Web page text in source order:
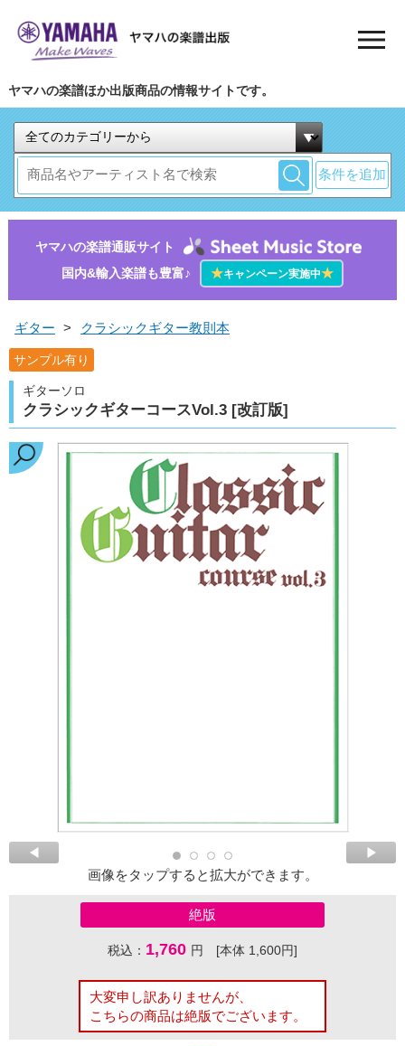
ヤマハの楽譜ほか出版商品の情報サイトです。
条件を追加
ヤマハの楽譜通販サイト
国内&輸入楽譜も豊富♪
★キャンペーン実施中★
ギター > クラシックギター教則本
サンプル有り
ギターソロ
クラシックギターコースVol.3 [改訂版]
画像をタップすると拡大ができます。
絶版
税込： 1,760 円 [本体 1,600円]
大変申し訳ありませんが、
こちらの商品は絶版でございます。